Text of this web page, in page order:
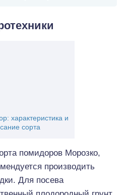
характеристика и
сорта
помидоров Морозко,
производить
Для посева